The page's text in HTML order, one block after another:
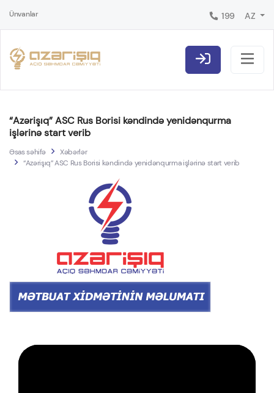
Ünvanlar 199 AZ
“Azərişıq” ASC Rus Borisi kəndində yenidənqurma
işlərinə start verib
Əsas səhifə
Xəbərlər
“Azərişıq” ASC Rus Borisi kəndində yenidənqurma işlərinə start verib